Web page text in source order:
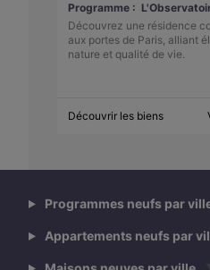
Programme :
Découvrez une résidence
aux portes de Paris, alliant
nature et qualité de vie.
Découvrir les biens
Programmes neufs par
Appartements neufs par